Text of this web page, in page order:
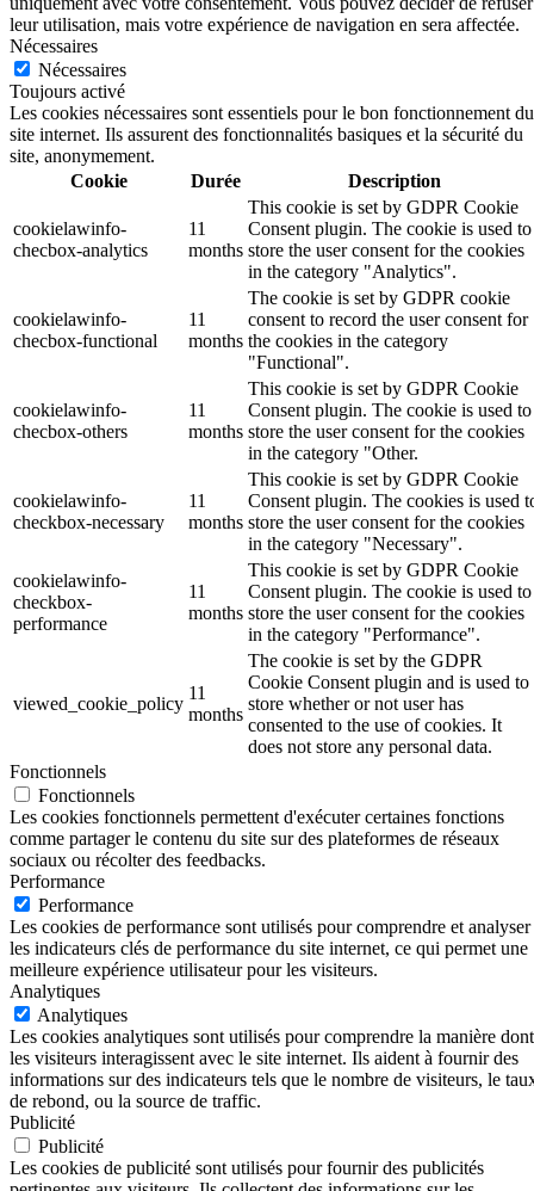
leur utilisation, mais votre expérience de navigation en sera affectée.
Nécessaires
Nécessaires
Toujours activé
Les cookies nécessaires sont essentiels pour le bon fonctionnement du
site internet. Ils assurent des fonctionnalités basiques et la sécurité du
site, anonymement.
Cookie
Durée Description
cookielawinfo-
checbox-analytics
11
months
This cookie is set by GDPR Cookie
Consent plugin. The cookie is used to
store the user consent for the cookies
in the category "Analytics".
cookielawinfo-
checbox-functional
11
months
The cookie is set by GDPR cookie
consent to record the user consent for
the cookies in the category
"Functional".
cookielawinfo-
checbox-others
11
months
This cookie is set by GDPR Cookie
Consent plugin. The cookie is used to
store the user consent for the cookies
in the category "Other.
cookielawinfo-
checkbox-necessary
11
months
This cookie is set by GDPR Cookie
Consent plugin. The cookies is used
store the user consent for the cookies
in the category "Necessary".
cookielawinfo-
checkbox-
performance
11
months
This cookie is set by GDPR Cookie
Consent plugin. The cookie is used to
store the user consent for the cookies
in the category "Performance".
viewed_cookie_policy
11
months
The cookie is set by the GDPR
Cookie Consent plugin and is used to
store whether or not user has
consented to the use of cookies. It
does not store any personal data.
Fonctionnels
Fonctionnels
Les cookies fonctionnels permettent d'exécuter certaines fonctions
comme partager le contenu du site sur des plateformes de réseaux
sociaux ou récolter des feedbacks.
Performance
Performance
Les cookies de performance sont utilisés pour comprendre et analyser
les indicateurs clés de performance du site internet, ce qui permet une
meilleure expérience utilisateur pour les visiteurs.
Analytiques
Analytiques
Les cookies analytiques sont utilisés pour comprendre la manière dont
les visiteurs interagissent avec le site internet. Ils aident à fournir des
informations sur des indicateurs tels que le nombre de visiteurs, le
de rebond, ou la source de traffic.
Publicité
Publicité
Les cookies de publicité sont utilisés pour fournir des publicités